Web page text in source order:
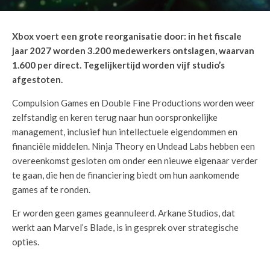
Xbox voert een grote reorganisatie door: in het fiscale
jaar 2027 worden 3.200 medewerkers ontslagen, waarvan
1.600 per direct. Tegelijkertijd worden vijf studio’s
afgestoten.
Compulsion Games en Double Fine Productions worden weer
zelfstandig en keren terug naar hun oorspronkelijke
management, inclusief hun intellectuele eigendommen en
financiële middelen. Ninja Theory en Undead Labs hebben een
overeenkomst gesloten om onder een nieuwe eigenaar verder
te gaan, die hen de financiering biedt om hun aankomende
games af te ronden.
Er worden geen games geannuleerd. Arkane Studios, dat
werkt aan Marvel’s Blade, is in gesprek over strategische
opties.